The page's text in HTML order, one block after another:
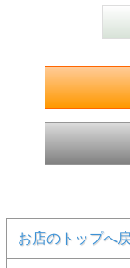
お店のトップへ